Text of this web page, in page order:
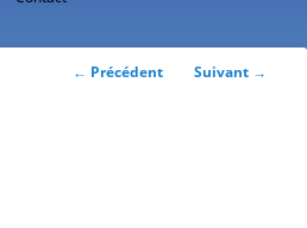
Navigation
← Précédent Suivant →